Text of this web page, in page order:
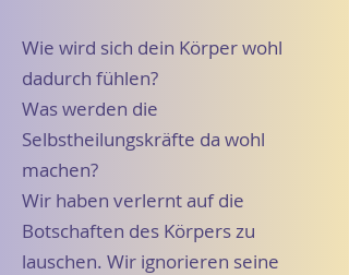
Wie wird sich dein Körper wohl
dadurch fühlen?
Was werden die
Selbstheilungskräfte da wohl
machen?
Wir haben verlernt auf die
Botschaften des Körpers zu
lauschen. Wir ignorieren seine